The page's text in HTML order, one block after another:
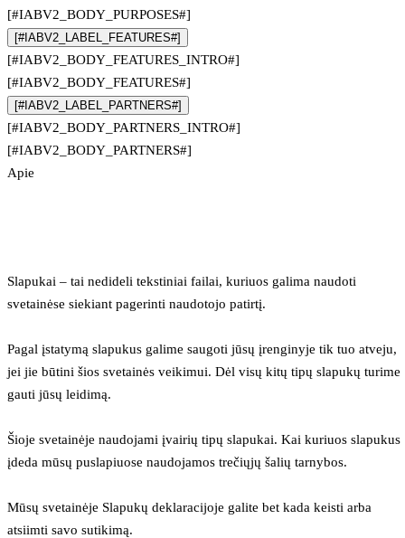
[#IABV2_BODY_PURPOSES#]
[#IABV2_LABEL_FEATURES#]
[#IABV2_BODY_FEATURES_INTRO#]
[#IABV2_BODY_FEATURES#]
[#IABV2_LABEL_PARTNERS#]
[#IABV2_BODY_PARTNERS_INTRO#]
[#IABV2_BODY_PARTNERS#]
Apie
Slapukai – tai nedideli tekstiniai failai, kuriuos galima naudoti
svetainėse siekiant pagerinti naudotojo patirtį.
Pagal įstatymą slapukus galime saugoti jūsų įrenginyje tik tuo atveju,
jei jie būtini šios svetainės veikimui. Dėl visų kitų tipų slapukų turime
gauti jūsų leidimą.
Šioje svetainėje naudojami įvairių tipų slapukai. Kai kuriuos slapukus
įdeda mūsų puslapiuose naudojamos trečiųjų šalių tarnybos.
Mūsų svetainėje Slapukų deklaracijoje galite bet kada keisti arba
atsiimti savo sutikimą.